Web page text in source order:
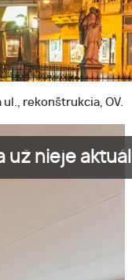
rekonštrukcia, OV.
už nieje